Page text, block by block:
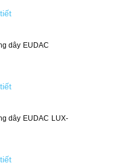
dây EUDAC
dây EUDAC LUX-